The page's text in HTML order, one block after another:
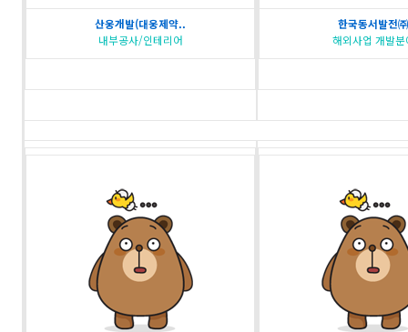
산웅개발(대웅제약..
내부공사/인테리어
한국동서발전㈜
해외사업 개발분